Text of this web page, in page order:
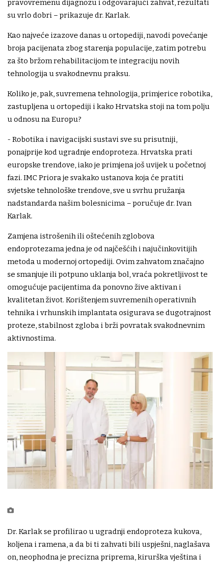
pravovremenu dijagnozu i odgovarajući zahvat, rezultati
su vrlo dobri – prikazuje dr. Karlak.
Kao najveće izazove danas u ortopediji, navodi povećanje
broja pacijenata zbog starenja populacije, zatim potrebu
za što bržom rehabilitacijom te integraciju novih
tehnologija u svakodnevnu praksu.
Koliko je, pak, suvremena tehnologija, primjerice robotika,
zastupljena u ortopediji i kako Hrvatska stoji na tom polju
u odnosu na Europu?
- Robotika i navigacijski sustavi sve su prisutniji,
ponajprije kod ugradnje endoproteza. Hrvatska prati
europske trendove, iako je primjena još uvijek u početnoj
fazi. IMC Priora je svakako ustanova koja će pratiti
svjetske tehnološke trendove, sve u svrhu pružanja
nadstandarda našim bolesnicima – poručuje dr. Ivan
Karlak.
Zamjena istrošenih ili oštećenih zglobova
endoprotezama jedna je od najčešćih i najučinkovitijih
metoda u modernoj ortopediji. Ovim zahvatom značajno
se smanjuje ili potpuno uklanja bol, vraća pokretljivost te
omogućuje pacijentima da ponovno žive aktivan i
kvalitetan život. Korištenjem suvremenih operativnih
tehnika i vrhunskih implantata osigurava se dugotrajnost
proteze, stabilnost zgloba i brži povratak svakodnevnim
aktivnostima.
Dr. Karlak se profilirao u ugradnji endoproteza kukova,
koljena i ramena, a da bi ti zahvati bili uspješni, naglašava
on, neophodna je precizna priprema, kirurška vještina i